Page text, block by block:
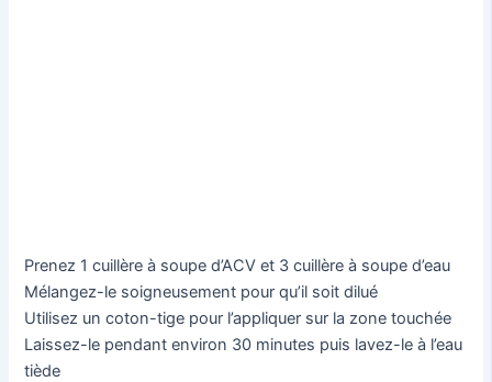
Prenez 1 cuillère à soupe d’ACV et 3 cuillère à soupe d’eau
Mélangez-le soigneusement pour qu’il soit dilué
Utilisez un coton-tige pour l’appliquer sur la zone touchée
Laissez-le pendant environ 30 minutes puis lavez-le à l’eau
tiède